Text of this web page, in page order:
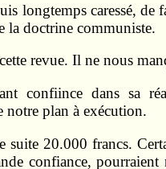
longtemps caressé, de
la doctrine communiste.
revue. Il ne nous
confiince dans sa
notre plan à exécution.
20.000 francs.
confiance,